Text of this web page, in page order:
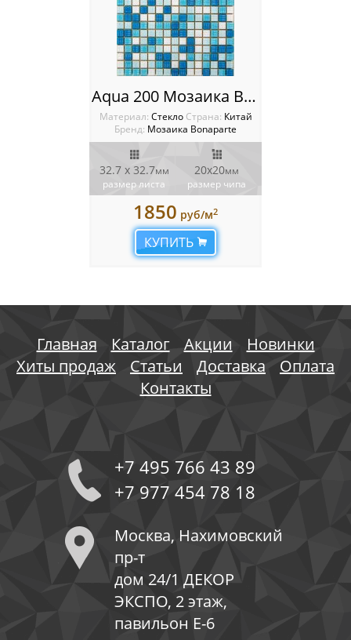
Aqua 200 Мозаика Bonaparte
Материал: Стекло Cтрана: Китай
Бренд: Мозаика Bonaparte
32.7 x 32.7мм
размер листа
20х20мм
размер чипа
1850 руб/м2
КУПИТЬ
Главная Каталог Акции
Новинки
Хиты продаж
Статьи Доставка
Оплата
Контакты
+7 495 766 43 89
+7 977 454 78 18
Москва, Нахимовский
пр-т
дом 24/1 ДЕКОР
ЭКСПО, 2 этаж,
павильон Е-6